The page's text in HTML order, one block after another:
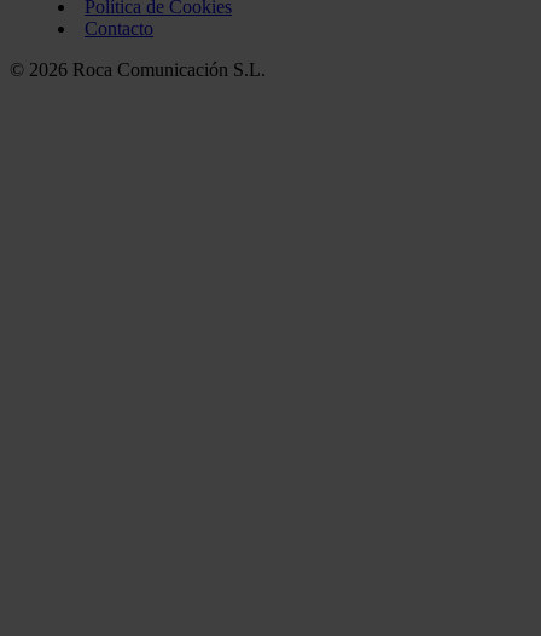
Política de Cookies
Contacto
© 2026 Roca Comunicación S.L.